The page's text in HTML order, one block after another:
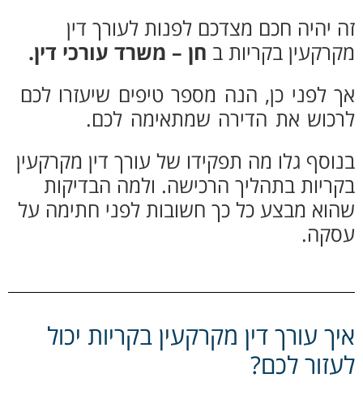
זה יהיה חכם מצדכם לפנות לעורך דין
מקרקעין בקריות ב חן – משרד עורכי דין.
אך לפני כן, הנה מספר טיפים שיעזרו לכם
לרכוש את הדירה שמתאימה לכם.
בנוסף גלו מה תפקידו של עורך דין מקרקעין
בקריות בתהליך הרכישה. ולמה הבדיקות
שהוא מבצע כל כך חשובות לפני חתימה על
עסקה.
איך עורך דין מקרקעין בקריות יכול
לעזור לכם?